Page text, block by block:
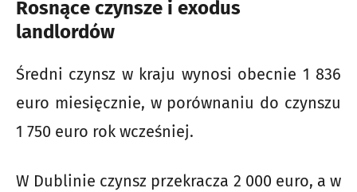
Rosnące czynsze i exodus
landlordów
Średni czynsz w kraju wynosi obecnie 1 836
euro miesięcznie, w porównaniu do czynszu
1 750 euro rok wcześniej.
W Dublinie czynsz przekracza 2 000 euro, a w